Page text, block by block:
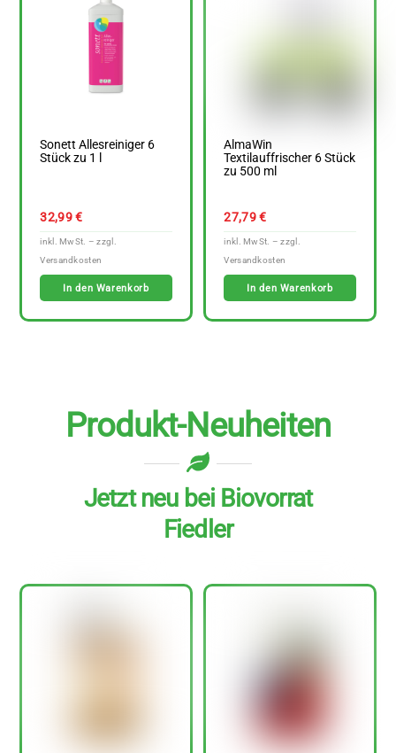
Sonett Allesreiniger 6
Stück zu 1 l
32,99€
In den Warenkorb
AlmaWin
Textilauffrischer 6 Stück
zu 500 ml
27,79€
In den Warenkorb
Produkt-Neuheiten
Jetzt neu bei Biovorrat
Fiedler